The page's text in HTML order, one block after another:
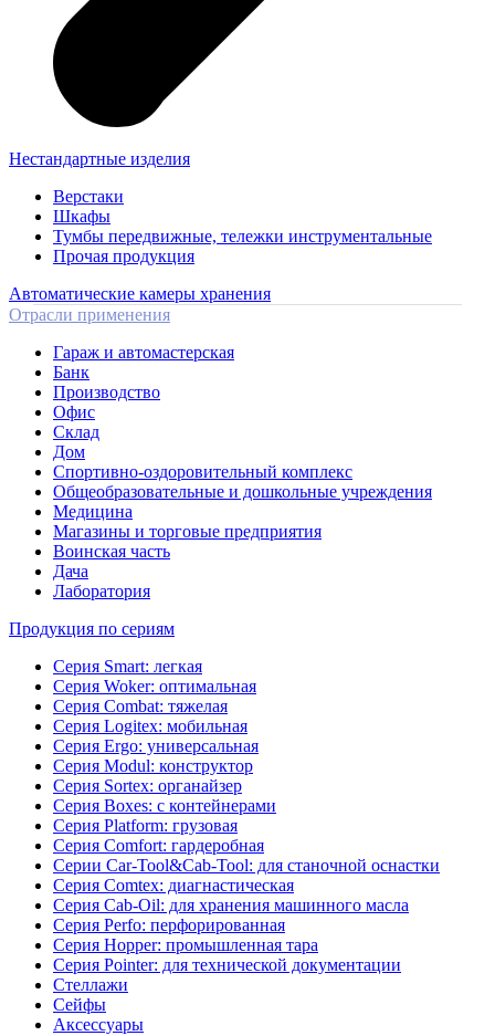
Нестандартные изделия
Верстаки
Шкафы
Тумбы передвижные, тележки инструментальные
Прочая продукция
Автоматические камеры хранения
Отрасли применения
Гараж и автомастерская
Банк
Производство
Офис
Склад
Дом
Спортивно-оздоровительный комплекс
Общеобразовательные и дошкольные учреждения
Медицина
Магазины и торговые предприятия
Воинская часть
Дача
Лаборатория
Продукция по сериям
Серия Smart: легкая
Серия Woker: оптимальная
Серия Combat: тяжелая
Серия Logitex: мобильная
Серия Ergo: универсальная
Серия Modul: конструктор
Серия Sortex: органайзер
Серия Boxes: с контейнерами
Серия Platform: грузовая
Серия Comfort: гардеробная
Серии Car-Tool&Cab-Tool: для станочной оснастки
Серия Comtex: диагнастическая
Серия Cab-Oil: для хранения машинного масла
Серия Perfo: перфорированная
Серия Hopper: промышленная тара
Серия Pointer: для технической документации
Стеллажи
Сейфы
Аксессуары